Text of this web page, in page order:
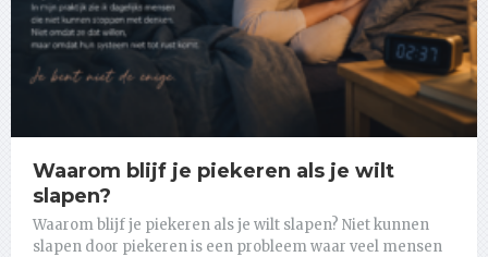
Waarom blijf je piekeren als je wilt
slapen?
Waarom blijf je piekeren als je wilt slapen? Niet kunnen
slapen door piekeren is een probleem waar veel mensen